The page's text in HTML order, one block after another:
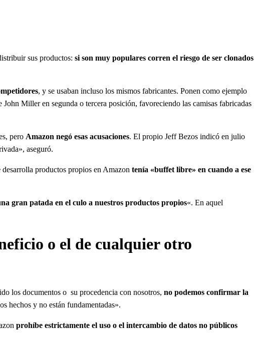
sus productos: si son muy populares corren el riesgo de ser clonados
, y se usaban incluso los mismos fabricantes. Ponen como ejemplo
Miller en segunda o tercera posición, favoreciendo las camisas fabricadas
pero Amazon negó esas acusaciones. El propio Jeff Bezos indicó en julio
aseguró.
productos propios en Amazon tenía «buffet libre» en cuando a ese
gran patada en el culo a nuestros productos propios«. En aquel
o el de cualquier otro
los documentos o su procedencia con nosotros, no podemos confirmar la
hechos y no están fundamentadas».
prohíbe estrictamente el uso o el intercambio de datos no públicos